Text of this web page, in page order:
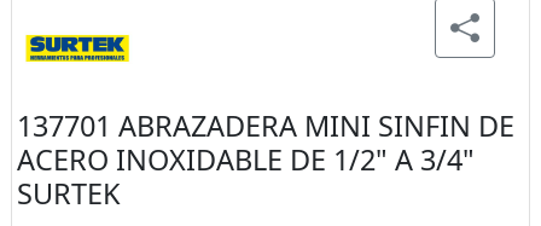
137701 ABRAZADERA MINI SINFIN DE
ACERO INOXIDABLE DE 1/2" A 3/4"
SURTEK